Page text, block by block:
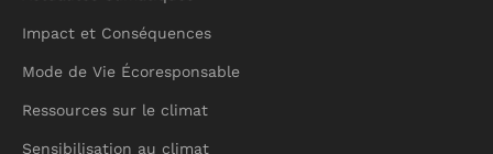
Impact et Conséquences
Mode de Vie Écoresponsable
Ressources sur le climat
Sensibilisation au climat